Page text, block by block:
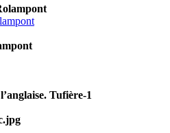
Tufière-1